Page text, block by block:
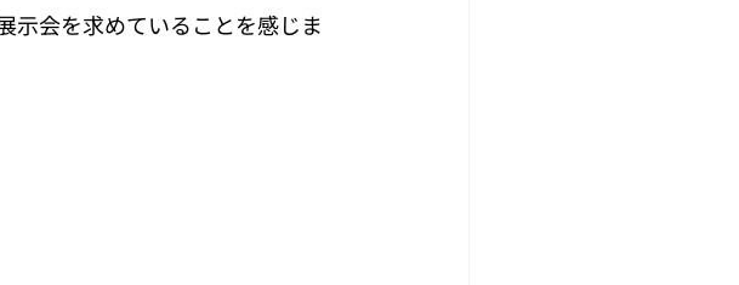
示会を求めていることを感じま